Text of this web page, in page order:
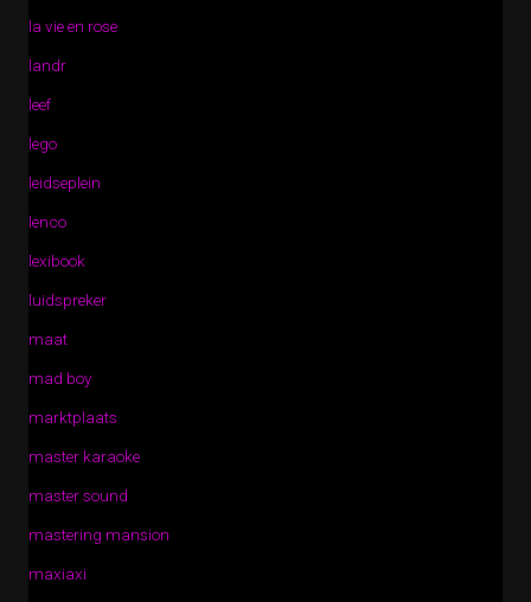
la vie en rose
landr
leef
lego
leidseplein
lenco
lexibook
luidspreker
maat
mad boy
marktplaats
master karaoke
master sound
mastering mansion
maxiaxi